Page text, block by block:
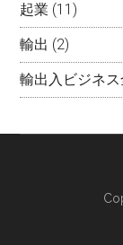
起業 (11)
輸出 (2)
輸出入ビジネ